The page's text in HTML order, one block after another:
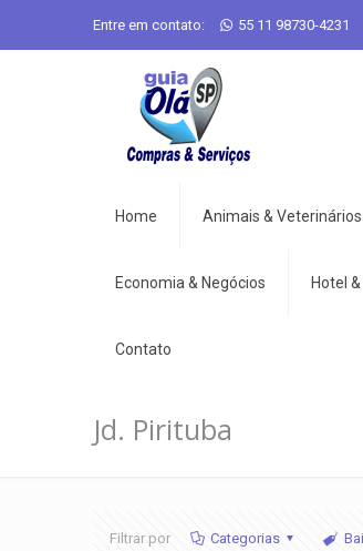
Entre em contato: 55 11 98730-4231
Home Animais & Veterinários
Economia & Negócios Hotel
Contato
Jd. Pirituba
Filtrar por Categorias